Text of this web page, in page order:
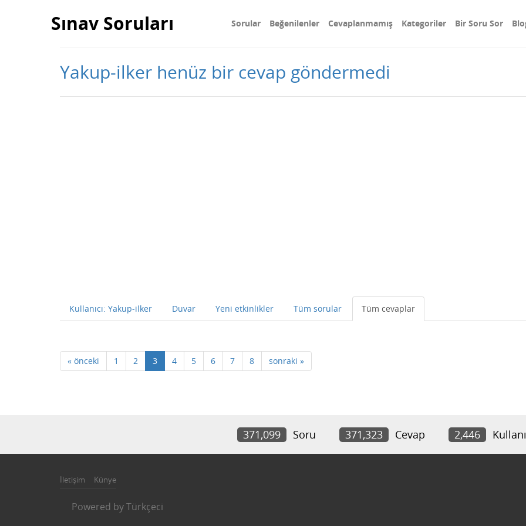
Sınav Soruları Sorular Beğenilenler Cevaplanmamış Kategoriler Bir Soru Sor
Yakup-ilker henüz bir cevap göndermedi
Kullanıcı: Yakup-ilker Duvar Yeni etkinlikler Tüm sorular Tüm cevaplar
« önceki 1 2 3 4 5 6 7 8 sonraki »
371,099 Soru 371,323 Cevap 2,446
İletişim Künye
Powered byTürkçeci